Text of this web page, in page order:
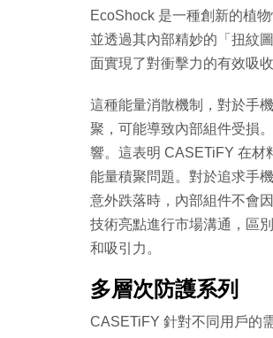
EcoShock 是一種創新的植
並透過其內部精妙的「扭紋
面實現了對衝擊力的有效吸
這種能量消散機制，對於手
聚，可能導致內部組件受損
響。這表明 CASETiFY 在材
能量積聚問題。對於追求手
意外跌落時，內部組件不會
技術亮點進行市場溝通，區
和吸引力。
多層次防護系列
CASETiFY 針對不同用戶的